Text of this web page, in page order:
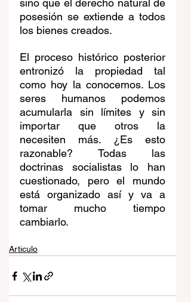
sino que el derecho natural de
posesión se extiende a todos
los bienes creados.
El proceso histórico posterior
entronizó la propiedad tal
como hoy la conocemos. Los
seres humanos podemos
acumularla sin límites y sin
importar que otros la
necesiten más. ¿Es esto
razonable? Todas las
doctrinas socialistas lo han
cuestionado, pero el mundo
está organizado así y va a
tomar mucho tiempo
cambiarlo.
Articulo